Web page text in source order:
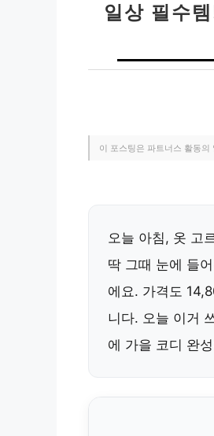
일상 필수
이 포스팅은 파트너스 활동
오늘 아침, 옷 고
딱 그때 눈에 들
에요. 가격도
니다. 오늘 이거
에 가을 코디 완